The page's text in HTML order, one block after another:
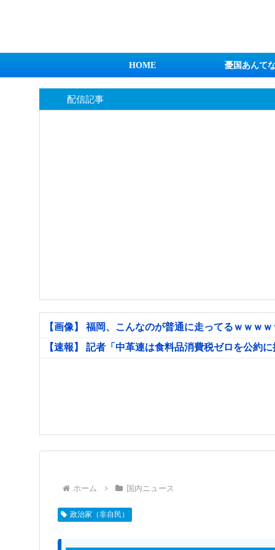
HOME 憂国あんて
配信記事
【画像】 福岡、こんなのが普通に走ってるｗｗｗ
【速報】 記者「中革連は食料品消費税ゼロを公約
ホーム 国内ニュース
政治家（非自民）